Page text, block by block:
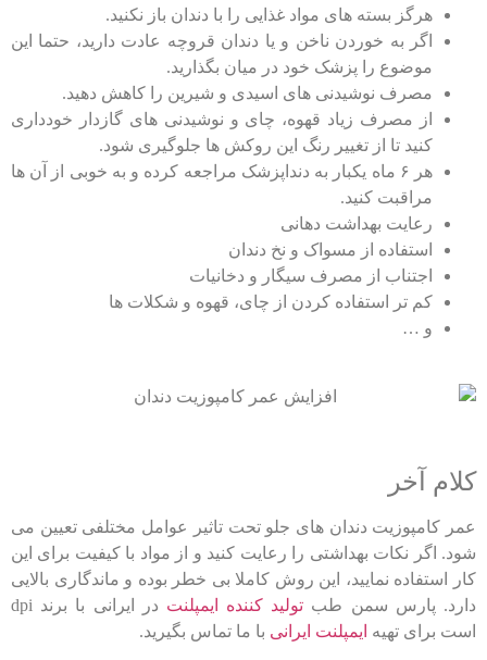
هرگز بسته های مواد غذایی را با دندان باز نکنید.
اگر به خوردن ناخن و یا دندان قروچه عادت دارید، حتما این
موضوع را پزشک خود در میان بگذارید.
مصرف نوشیدنی های اسیدی و شیرین را کاهش دهید.
از مصرف زیاد قهوه، چای و نوشیدنی های گازدار خودداری
کنید تا از تغییر رنگ این روکش ها جلوگیری شود.
هر ۶ ماه یکبار به دنداپزشک مراجعه کرده و به خوبی از آن ها
مراقبت کنید.
رعایت بهداشت دهانی
استفاده از مسواک و نخ دندان
اجتناب از مصرف سیگار و دخانیات
کم تر استفاده کردن از چای، قهوه و شکلات ها
و …
کلام آخر
عمر کامپوزیت دندان های جلو تحت تاثیر عوامل مختلفی تعیین می
شود. اگر نکات بهداشتی را رعایت کنید و از مواد با کیفیت برای این
کار استفاده نمایید، این روش کاملا بی خطر بوده و ماندگاری بالایی
دارد. پارس سمن طب تولید کننده ایمپلنت
در ایرانی با برند dpi
است برای تهیه ایمپلنت ایرانی با ما تماس بگیرید.